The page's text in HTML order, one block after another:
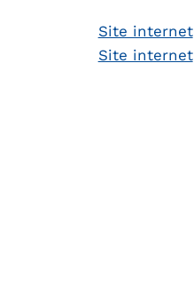
Site internet
Site internet